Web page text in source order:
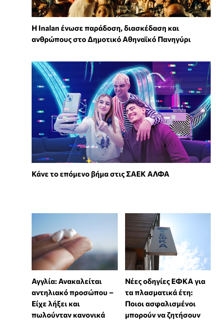
Η Inalan ένωσε παράδοση, διασκέδαση και
ανθρώπους στο Δημοτικό Αθηναϊκό Πανηγύρι
Κάνε το επόμενο βήμα στις ΣΑΕΚ ΑΛΦΑ
Αγγλία: Ανακαλείται
αντηλιακό προσώπου –
Είχε λήξει και
πωλούνταν κανονικά
Νέες οδηγίες ΕΦΚΑ για
τα πλασματικά έτη:
Ποιοι ασφαλισμένοι
μπορούν να ζητήσουν